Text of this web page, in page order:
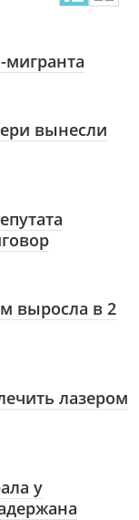
вынесли
выросла в 2
лазером
у